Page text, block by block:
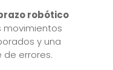
robótico
movimientos
y una
errores.